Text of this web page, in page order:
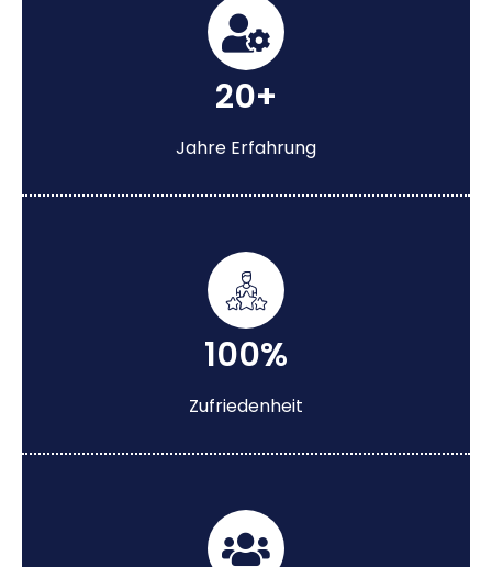
20+
Jahre Erfahrung
100%
Zufriedenheit